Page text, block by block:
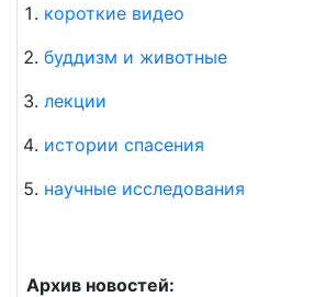
короткие видео
буддизм и животные
лекции
истории спасения
научные исследования
Архив новостей: